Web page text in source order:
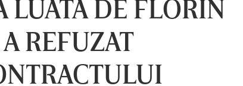
DE FLORIN
REFUZAT
DUMINICĂ 09 AUG, 18:30